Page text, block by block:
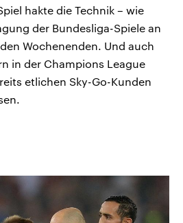
hakte die Technik – wie
der Bundesliga-Spiele an
Wochenenden. Und auch
in der Champions League
etlichen Sky-Go-Kunden